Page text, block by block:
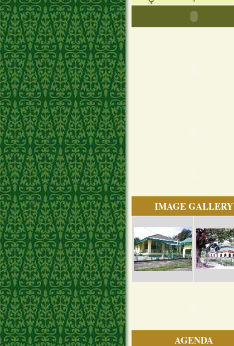
IMAGE GALLERY
AGENDA